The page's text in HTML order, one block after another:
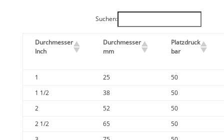
Suchen:
Durchmesser
Inch
Durchmesser
mm
Platzdruck
bar
1 25
50
1 1/2
38
50
2
52
50
2 1/2
65
50